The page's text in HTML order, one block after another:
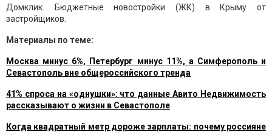
Домклик. Бюджетные новостройки (ЖК) в Крыму от
застройщиков.
Материалы по теме:
Москва минус 6%, Петербург минус 11%, а Симферополь и
Севастополь вне общероссийского тренда
41% спроса на «однушки»: что данные Авито Недвижимость
рассказывают о жизни в Севастополе
Когда квадратный метр дороже зарплаты: почему россияне